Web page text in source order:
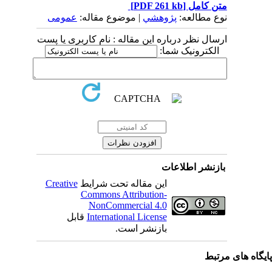
متن کامل[PDF 261 kb]
نوع مطالعه:پژوهشي| موضوع مقاله:عمومى
ارسال نظر درباره این مقاله : نام کاربری یا پست
الکترونیک شما:
بازنشر اطلاعات
این مقاله تحت شرایطCreative
Commons Attribution-
NonCommercial 4.0
International Licenseقابل
بازنشر است.
های مرتبط